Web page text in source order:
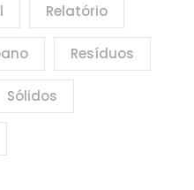
Relatório
Resíduos
Sólidos